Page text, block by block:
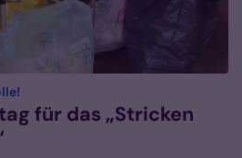
für das „Stricken